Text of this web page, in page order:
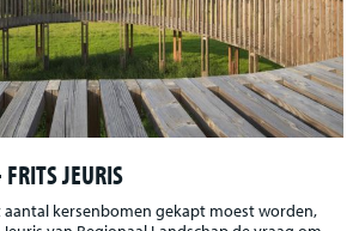
JEURIS
aantal kersenbomen gekapt moest worden,